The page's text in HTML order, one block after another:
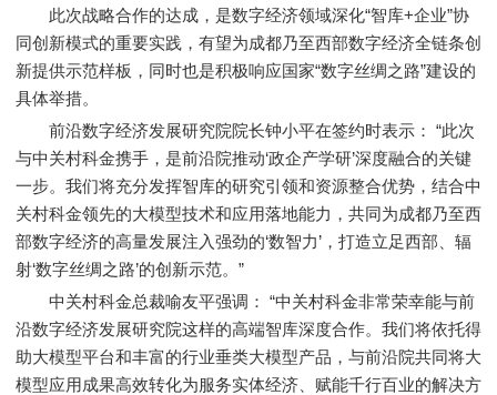
此次战略合作的达成，是数字经济领域深化“智库+企业”协
同创新模式的重要实践，有望为成都乃至西部数字经济全链条创
新提供示范样板，同时也是积极响应国家“数字丝绸之路”建设的
具体举措。
前沿数字经济发展研究院院长钟小平在签约时表示： “此次
与中关村科金携手，是前沿院推动‘政企产学研’深度融合的关键
一步。我们将充分发挥智库的研究引领和资源整合优势，结合中
关村科金领先的大模型技术和应用落地能力，共同为成都乃至西
部数字经济的高量发展注入强劲的‘数智力’，打造立足西部、辐
射‘数字丝绸之路’的创新示范。”
中关村科金总裁喻友平强调： “中关村科金非常荣幸能与前
沿数字经济发展研究院这样的高端智库深度合作。我们将依托得
助大模型平台和丰富的行业垂类大模型产品，与前沿院共同将大
模型应用成果高效转化为服务实体经济、赋能千行百业的解决方